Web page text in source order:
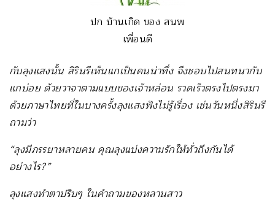
ปก บ้านเกิด ของ สนพ
เพื่อนดี
กับลุงแสงนั้น สิรินรีเห็นแกเป็นคนน่าทึ่ง จึงชอบไปสนทนากับ
แกบ่อย ด้วยวาจาตามแบบของเจ้าหล่อน รวดเร็วตรงไปตรงมา
ด้วยภาษาไทยที่ในบางครั้งลุงแสงฟังไม่รู้เรื่อง เช่นวันหนึ่งสิรินรี
ถามว่า
“ลุงมีภรรยาหลายคน คุณลุงแบ่งความรักให้ทั่วถึงกันได้
อย่างไร?”
ลุงแสงทำตาปริบๆ ในคำถามของหลานสาว